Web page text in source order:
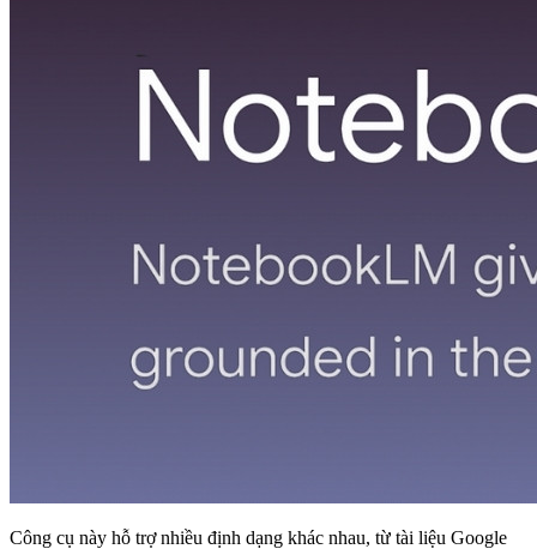
Công cụ này hỗ trợ nhiều định dạng khác nhau, từ tài liệu Google